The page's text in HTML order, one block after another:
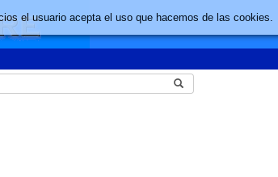
el usuario acepta el uso que hacemos de las cookies.